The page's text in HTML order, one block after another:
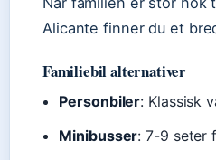
Alicante finner du et
Familiebil alternativer
Personbiler: Klassisk
Minibusser: 7-9 seter